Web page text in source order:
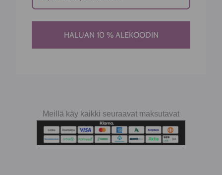
HALUAN 10 % ALEKOODIN
Meillä käy kaikki seuraavat maksutavat